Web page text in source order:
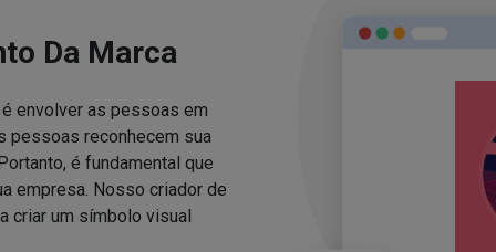
Da Marca
envolver as pessoas em
pessoas reconhecem sua
é fundamental que
empresa. Nosso criador de
criar um símbolo visual